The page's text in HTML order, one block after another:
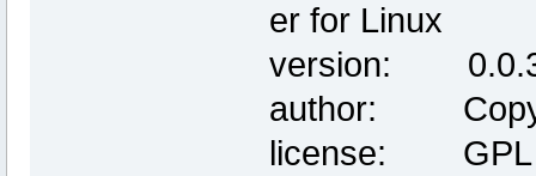
er for Linux
version:
author:
license: GPL